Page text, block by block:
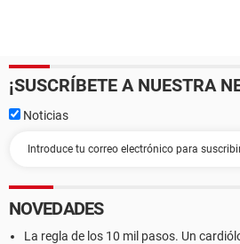
¡SUSCRÍBETE A NUESTRA
Noticias
NOVEDADES
La regla de los 10 mil pasos. Un